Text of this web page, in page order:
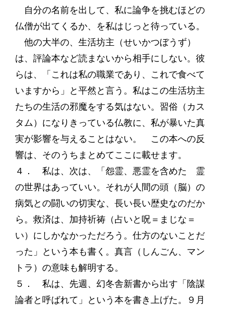
自分の名前を出して、私に論争を挑むほどの
仏僧が出てくるか、を私はじっと待っている。
他の大半の、生活坊主（せいかつぼうず）
は、評論本など読まないから相手にしない。彼
らは、「これは私の職業であり、これで食べて
いますから」と平然と言う。私はこの生活坊主
たちの生活の邪魔をする気はない。習俗（カス
タム）になりきっている仏教に、私が暴いた真
実が影響を与えることはない。 この本への反
響は、そのうちまとめてここに載せます。
４． 私は、次は、「怨霊、悪霊を含めた 霊
の世界はあっていい。それが人間の頭（脳）の
病気との闘いの切実な、長い長い歴史なのだか
ら。救済は、加持祈祷（占いと呪＝まじな＝
い）にしかなかっただろう。仕方のないことだ
った」という本も書く。真言（しんごん、マン
トラ）の意味も解明する。
５． 私は、先週、幻冬舎新書から出す「陰謀
論者と呼ばれて」という本を書き上げた。９月